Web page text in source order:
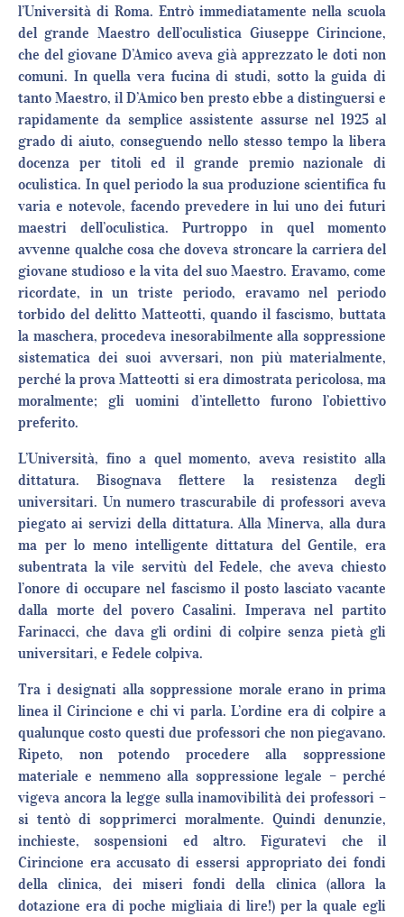
l’Università di Roma. Entrò immediatamente nella scuola
del grande Maestro dell’oculistica Giuseppe Cirincione,
che del giovane D’Amico aveva già apprezzato le doti non
comuni. In quella vera fucina di studi, sotto la guida di
tanto Maestro, il D’Amico ben presto ebbe a distinguersi e
rapidamente da semplice assistente assurse nel 1925 al
grado di aiuto, conseguendo nello stesso tempo la libera
docenza per titoli ed il grande premio nazionale di
oculistica. In quel periodo la sua produzione scientifica fu
varia e notevole, facendo prevedere in lui uno dei futuri
maestri dell’oculistica. Purtroppo in quel momento
avvenne qualche cosa che doveva stroncare la carriera del
giovane studioso e la vita del suo Maestro. Eravamo, come
ricordate, in un triste periodo, eravamo nel periodo
torbido del delitto Matteotti, quando il fascismo, buttata
la maschera, procedeva inesorabilmente alla soppressione
sistematica dei suoi avversari, non più materialmente,
perché la prova Matteotti si era dimostrata pericolosa, ma
moralmente; gli uomini d’intelletto furono l’obiettivo
preferito.
L’Università, fino a quel momento, aveva resistito alla
dittatura. Bisognava flettere la resistenza degli
universitari. Un numero trascurabile di professori aveva
piegato ai servizi della dittatura. Alla Minerva, alla dura
ma per lo meno intelligente dittatura del Gentile, era
subentrata la vile servitù del Fedele, che aveva chiesto
l’onore di occupare nel fascismo il posto lasciato vacante
dalla morte del povero Casalini. Imperava nel partito
Farinacci, che dava gli ordini di colpire senza pietà gli
universitari, e Fedele colpiva.
Tra i designati alla soppressione morale erano in prima
linea il Cirincione e chi vi parla. L’ordine era di colpire a
qualunque costo questi due professori che non piegavano.
Ripeto, non potendo procedere alla soppressione
materiale e nemmeno alla soppressione legale – perché
vigeva ancora la legge sulla inamovibilità dei professori –
si tentò di sopprimerci moralmente. Quindi denunzie,
inchieste, sospensioni ed altro. Figuratevi che il
Cirincione era accusato di essersi appropriato dei fondi
della clinica, dei miseri fondi della clinica (allora la
dotazione era di poche migliaia di lire!) per la quale egli